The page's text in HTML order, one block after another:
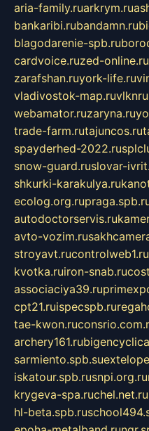
aria-family.ruarkrym.ru
bankaribi.rubandamn.ru
blagodarenie-spb.ru
cardvoice.ruzed-online.ru
zarafshan.ruyork-life.ru
vladivostok-map.ru
webamator.ruzaryna.ru
trade-farm.rutajuncos.ru
spayderhed-2022.ru
snow-guard.ruslovar-
shkurki-karakulya.ru
ecolog.org.ru
autodoctorservis.ru
avto-vozim.ru
stroyavt.rucontrolweb1.ru
kvotka.ruiron-snab.ru
associaciya39.ru
cpt21.ruispecspb.ru
tae-kwon.ru
archery161.ru
sarmiento.spb.su
iskatour.spb.rusnpi.org.ru
krygeva-spa.ruchel.net.ru
hl-beta.spb.ru